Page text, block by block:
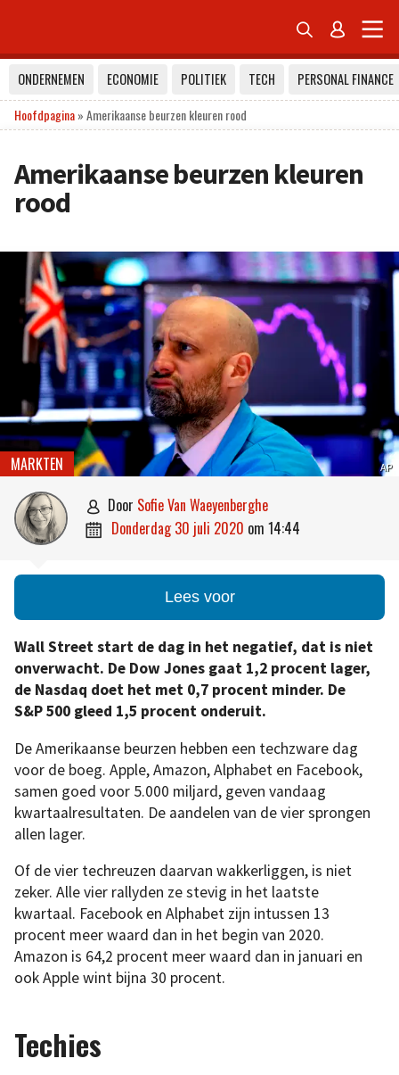
 
ONDERNEMEN ECONOMIE POLITIEK TECH
PERSONAL FINANCE
Hoofdpagina»Amerikaanse beurzen kleuren rood
Amerikaanse beurzen kleuren
rood
AP
MARKTEN
 door Sofie Van Waeyenberghe
 donderdag 30 juli 2020 om 14:44
Lees voor
Wall Street start de dag in het negatief, dat is niet
onverwacht. De Dow Jones gaat 1,2 procent lager,
de Nasdaq doet het met 0,7 procent minder. De
S&P 500 gleed 1,5 procent onderuit.
De Amerikaanse beurzen hebben een techzware dag
voor de boeg. Apple, Amazon, Alphabet en Facebook,
samen goed voor 5.000 miljard, geven vandaag
kwartaalresultaten. De aandelen van de vier sprongen
allen lager.
Of de vier techreuzen daarvan wakkerliggen, is niet
zeker. Alle vier rallyden ze stevig in het laatste
kwartaal. Facebook en Alphabet zijn intussen 13
procent meer waard dan in het begin van 2020.
Amazon is 64,2 procent meer waard dan in januari en
ook Apple wint bijna 30 procent.
Techies